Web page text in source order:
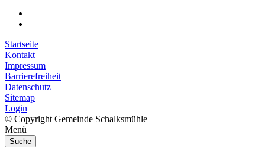
Startseite
Kontakt
Impressum
Barrierefreiheit
Datenschutz
Sitemap
Login
© Copyright Gemeinde Schalksmühle
Menü
Suche